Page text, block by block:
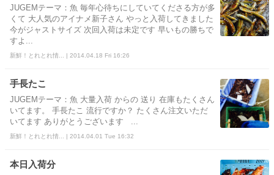
JUGEMテーマ：魚 毎年心待ちにしていてくださる方が多
くて 大人気のアイナメ新子さん やっと入荷してきました
今がジャストサイズ 次回入荷は未定です 早いもの勝ちで
すよ...
新鮮！とれとれ情... | 2014.04.18 Fri 16:26
手長たこ
JUGEMテーマ：魚 大量入荷 からの 送り 在庫もたくさん
いてます。 手長たこ 流行ですか？ たくさん注文いただ
いてます ありがとうございます ...
新鮮！とれとれ情... | 2014.04.01 Tue 16:32
本日入荷分